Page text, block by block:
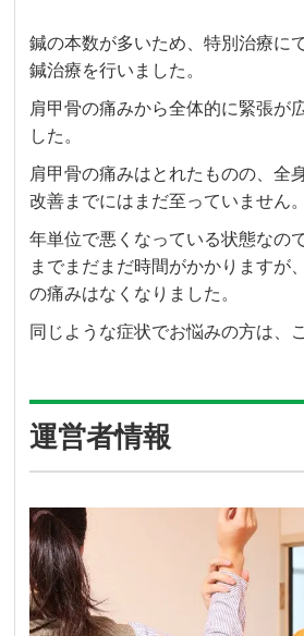
鍼の本数が多いため、特別治療に
鍼治療を行いました。
肩甲骨の痛みから全体的に緊張が
した。
肩甲骨の痛みはとれたものの、全
改善までにはまだ至っていません。
年単位で悪くなっている状態なの
までまだまだ時間がかかりますが
の痛みはなくなりました。
同じような症状でお悩みの方は、
運営者情報